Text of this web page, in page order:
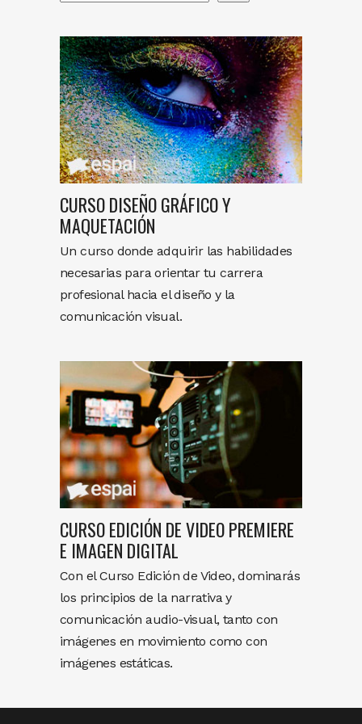
CURSO DISEÑO GRÁFICO Y
MAQUETACIÓN
Un curso donde adquirir las habilidades
necesarias para orientar tu carrera
profesional hacia el diseño y la
comunicación visual.
CURSO EDICIÓN DE VIDEO PREMIERE
E IMAGEN DIGITAL
Con el Curso Edición de Video, dominarás
los principios de la narrativa y
comunicación audio-visual, tanto con
imágenes en movimiento como con
imágenes estáticas.